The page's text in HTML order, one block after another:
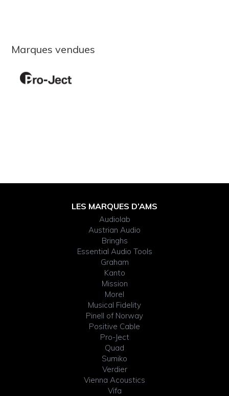
Marques vendues
LES MARQUES D’AMS
Audiolab
Austrian Audio
Bringhs
Essential Audio Tools
Graham
Kanto
Mission
Morel
Musical Fidelity
Pinell of Norway
Positive Cable
Pro-Ject
Quad
Sumiko
Verdier
Vienna Acoustics
Vifa